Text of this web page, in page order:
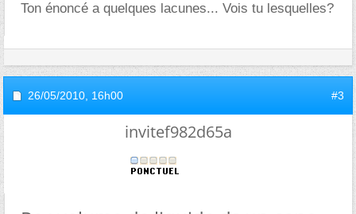
Ton énoncé a quelques lacunes... Vois tu lesquelles?
26/05/2010, 16h00 #3
invitef982d65a